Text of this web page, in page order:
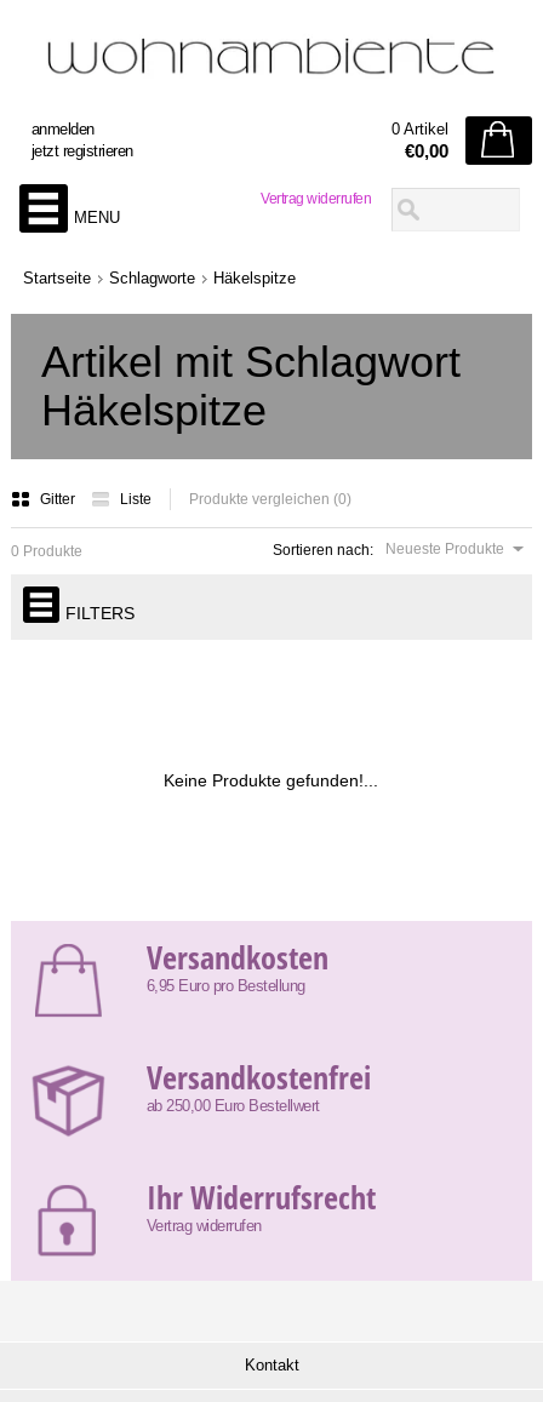
Vertrag widerrufen
anmelden
jetzt registrieren
0 Artikel
€0,00
MENU
Startseite Schlagworte Häkelspitze
Artikel mit Schlagwort
Häkelspitze
Gitter Liste Produkte vergleichen (0)
Sortieren nach: Neueste Produkte
0 Produkte
FILTERS
Keine Produkte gefunden!...
Versandkosten
6,95 Euro pro Bestellung
Versandkostenfrei
ab 250,00 Euro Bestellwert
Ihr Widerrufsrecht
Vertrag widerrufen
Kontakt